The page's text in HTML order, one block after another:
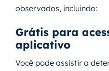
observados, incluindo:
Grátis para
aplicativo
Você pode assistir a